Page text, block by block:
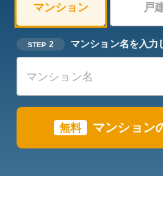
マンション 戸
STEP 2 マンション名を入力
無料 マンション